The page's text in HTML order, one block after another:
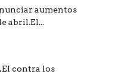
aumentos
abril.El...
contra los